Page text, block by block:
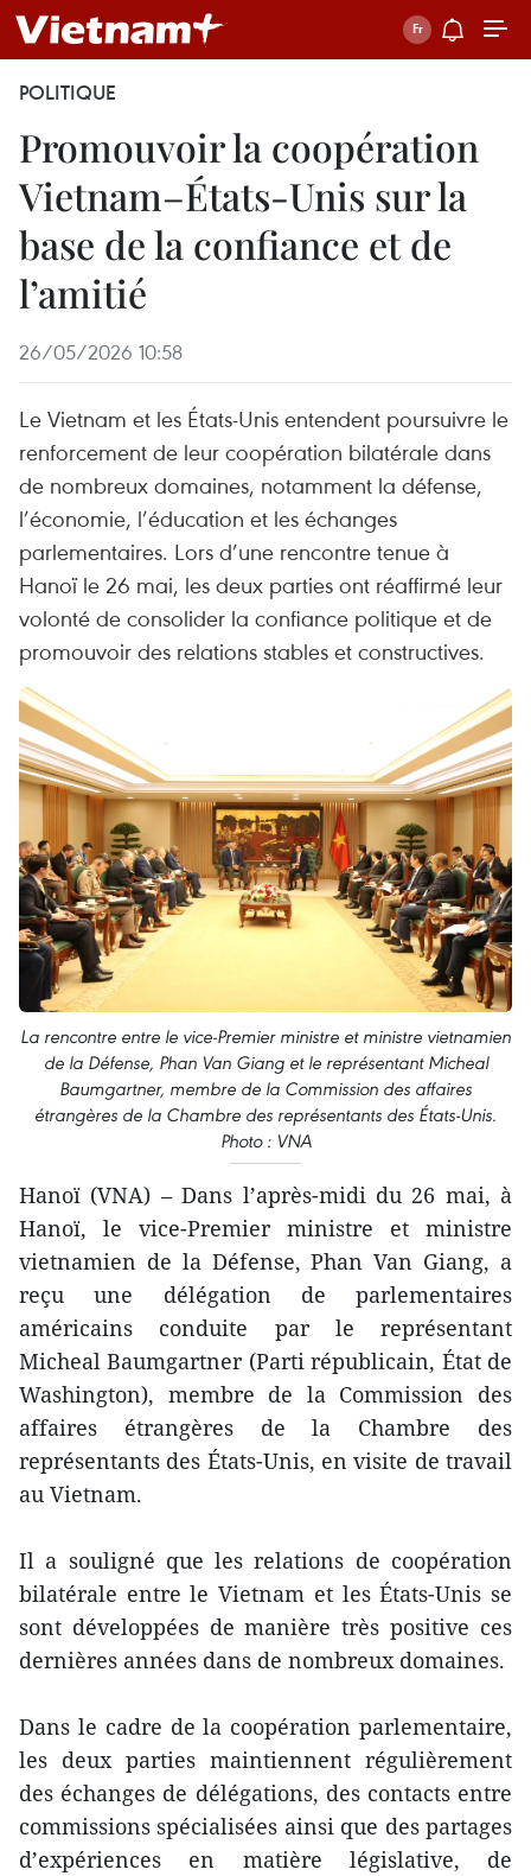
POLITIQUE
Promouvoir la coopération
Vietnam–États-Unis sur la
base de la confiance et de
l’amitié
26/05/2026 10:58
Le Vietnam et les États-Unis entendent poursuivre le
renforcement de leur coopération bilatérale dans
de nombreux domaines, notamment la défense,
l’économie, l’éducation et les échanges
parlementaires. Lors d’une rencontre tenue à
Hanoï le 26 mai, les deux parties ont réaffirmé leur
volonté de consolider la confiance politique et de
promouvoir des relations stables et constructives.
La rencontre entre le vice-Premier ministre et ministre vietnamien
de la Défense, Phan Van Giang et le représentant Micheal
Baumgartner, membre de la Commission des affaires
étrangères de la Chambre des représentants des États-Unis.
Photo : VNA
Hanoï (VNA) – Dans l’après-midi du 26 mai, à
Hanoï, le vice-Premier ministre et ministre
vietnamien de la Défense, Phan Van Giang, a
reçu une délégation de parlementaires
américains conduite par le représentant
Micheal Baumgartner (Parti républicain, État de
Washington), membre de la Commission des
affaires étrangères de la Chambre des
représentants des États-Unis, en visite de travail
au Vietnam.
Il a souligné que les relations de coopération
bilatérale entre le Vietnam et les États-Unis se
sont développées de manière très positive ces
dernières années dans de nombreux domaines.
Dans le cadre de la coopération parlementaire,
les deux parties maintiennent régulièrement
des échanges de délégations, des contacts entre
commissions spécialisées ainsi que des partages
d’expériences en matière législative, de